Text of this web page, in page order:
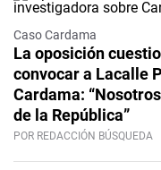
Caso Cardama
La oposición
convocar a Lacalle
Cardama:
de la República”
POR REDACCIÓN BÚSQUEDA